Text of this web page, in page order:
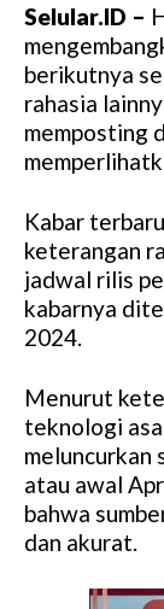
Selular.ID –
berikutnya
rahasia
memposting
Kabar
keterangan
jadwal rilis
kabarnya
2024.
Menurut
teknologi
atau awal
bahwa
dan akurat.